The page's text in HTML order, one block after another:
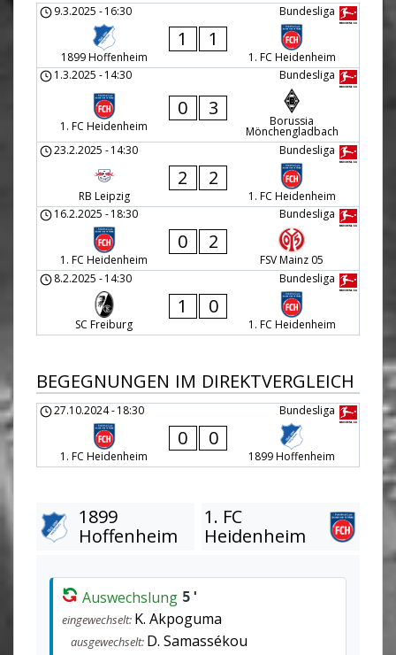
Bundesliga
9.3.2025 -16:30
1899 Hoffenheim
1 1
1. FC Heidenheim
Bundesliga
1.3.2025 -14:30
1. FC Heidenheim
0 3
Borussia
Mönchengladbach
Bundesliga
23.2.2025 -14:30
RB Leipzig
2 2
1. FC Heidenheim
Bundesliga
16.2.2025 -18:30
1. FC Heidenheim
0 2
FSV Mainz 05
Bundesliga
8.2.2025 -14:30
SC Freiburg
1 0
1. FC Heidenheim
BEGEGNUNGEN IM DIREKTVERGLEICH
Bundesliga
27.10.2024-18:30
1. FC Heidenheim
0 0
1899 Hoffenheim
1899
Hoffenheim
1. FC
Heidenheim
Auswechslung 5'
eingewechselt: K. Akpoguma
ausgewechselt: D. Samassékou